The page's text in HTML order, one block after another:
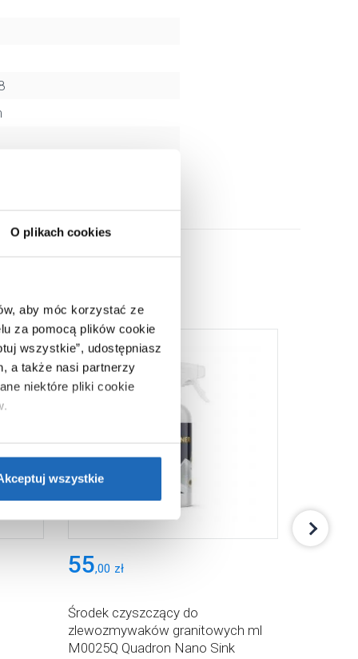
O plikach cookies
aby móc korzystać ze
za pomocą plików cookie
wszystkie”, udostępniasz
a także nasi partnerzy
niektóre pliki cookie
Jeśli chcesz uzyskać
wszystkie
55,00 zł
Środek czyszczący do
zlewozmywaków granitowych ml
M0025Q Quadron Nano Sink